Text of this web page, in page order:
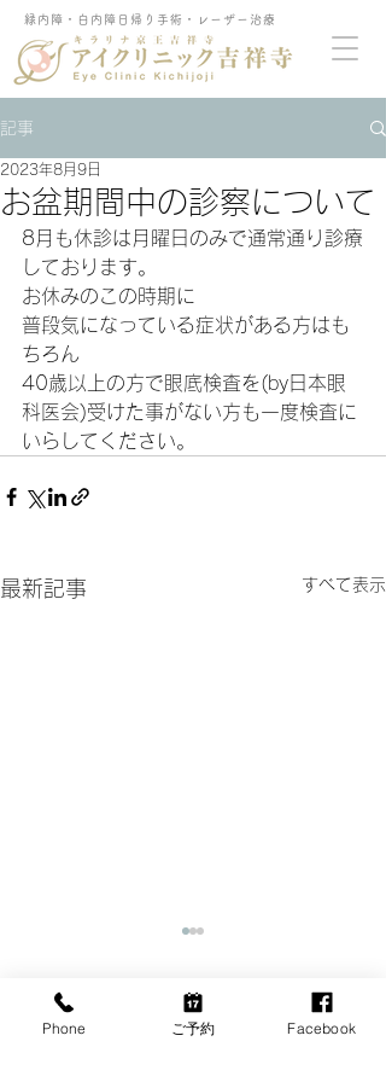
緑内障・白内障日帰り手術・レーザー治療
記事
お盆期間中の診察について
2023年8月9日
8月も休診は月曜日のみで通常通り診療
しております。
お休みのこの時期に
普段気になっている症状がある方はも
ちろん
40歳以上の方で眼底検査を(by日本眼
科医会)受けた事がない方も一度検査に
いらしてください。
最新記事 すべて表示
コメント
Phone ご予約 Facebook